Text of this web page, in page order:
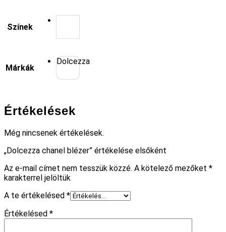
Színek
Márkák
Dolcezza
Értékelések
Még nincsenek értékelések.
„Dolcezza chanel blézer” értékelése elsőként
Az e-mail címet nem tesszük közzé. A kötelező mezőket *
karakterrel jelöltük
A te értékelésed *
Értékelésed *